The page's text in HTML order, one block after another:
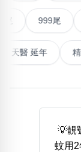
888尾
全大數字
超
能量生氣 天醫 延
💡靚
蚊用